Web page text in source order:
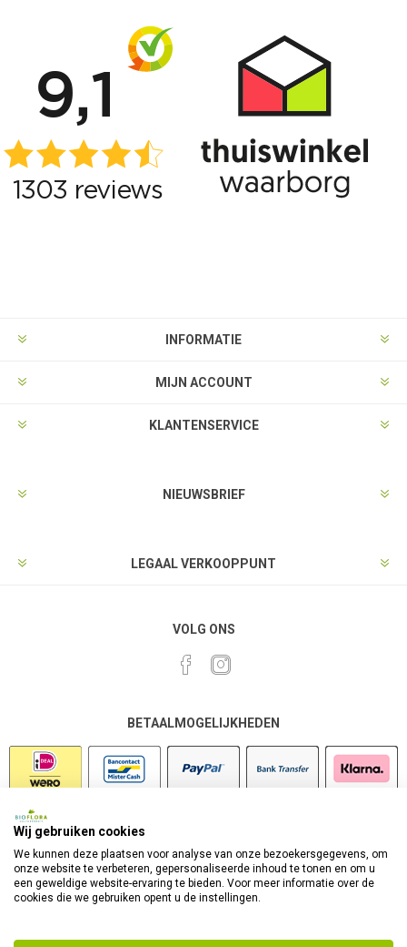
INFORMATIE
MIJN ACCOUNT
KLANTENSERVICE
NIEUWSBRIEF
LEGAAL VERKOOPPUNT
VOLG ONS
BETAALMOGELIJKHEDEN
Wij gebruiken cookies
We kunnen deze plaatsen voor analyse van onze bezoekersgegevens, om
onze website te verbeteren, gepersonaliseerde inhoud te tonen en om u
een geweldige website-ervaring te bieden. Voor meer informatie over de
cookies die we gebruiken opent u de instellingen.